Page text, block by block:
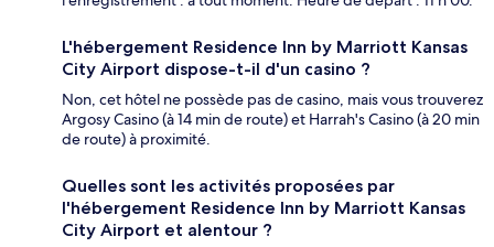
L'hébergement Residence Inn by Marriott Kansas
City Airport dispose-t-il d'un casino ?
Non, cet hôtel ne possède pas de casino, mais vous trouverez
Argosy Casino (à 14 min de route) et Harrah's Casino (à 20 min
de route) à proximité.
Quelles sont les activités proposées par
l'hébergement Residence Inn by Marriott Kansas
City Airport et alentour ?